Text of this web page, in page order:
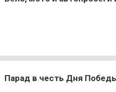
Парад в честь Дня